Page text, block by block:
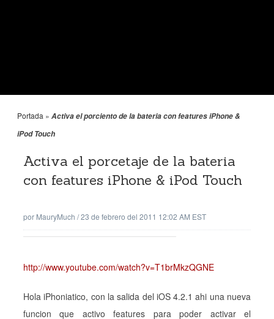
Portada » Activa el porciento de la bateria con features iPhone &
iPod Touch
Activa el porcetaje de la bateria
con features iPhone & iPod Touch
por MauryMuch /23 de febrero del 2011 12:02 AM EST
http://www.youtube.com/watch?v=T1brMkzQGNE
Hola iPhoniatico, con la salida del iOS 4.2.1 ahi una nueva
funcion que activo features para poder activar el